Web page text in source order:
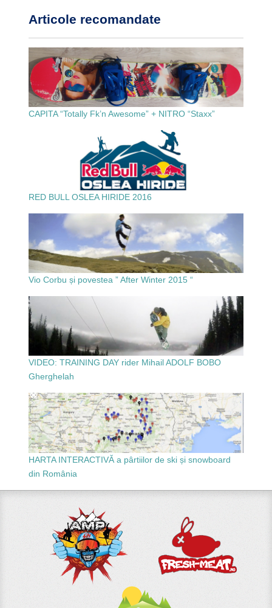
Articole recomandate
CAPITA “Totally Fk’n Awesome” + NITRO “Staxx”
RED BULL OSLEA HIRIDE 2016
Vio Corbu și povestea ” After Winter 2015 “
VIDEO: TRAINING DAY rider Mihail ADOLF BOBO
Gherghelah
HARTA INTERACTIVĂ a pârtiilor de ski și snowboard
din România